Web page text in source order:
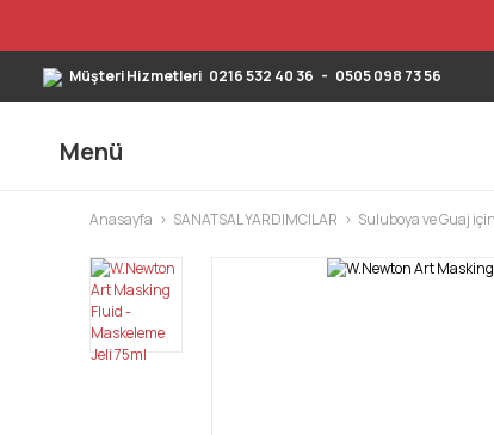
Müşteri Hizmetleri 0216 532 40 36 - 0505 098 73 56
Menü
Anasayfa SANATSAL YARDIMCILAR Suluboya ve Guaj